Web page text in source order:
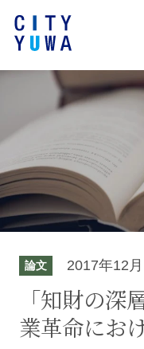
論文 2017年12月
「知財の
業革命にお